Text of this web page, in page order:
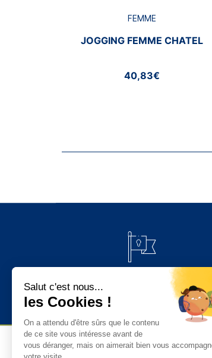
FEMME
JOGGING FEMME CHATEL
40,83€
PAIEMENT 100% SÉCURISÉ